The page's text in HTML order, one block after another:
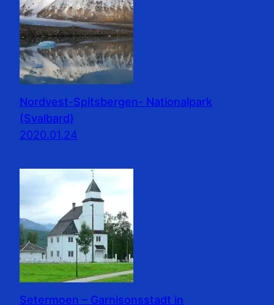
Nordvest-Spitsbergen- Nationalpark
(Svalbard)
2020.01.24
Setermoen – Garnisonsstadt in